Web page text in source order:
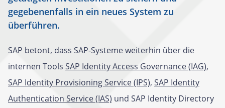
gegebenenfalls in ein neues System zu
überführen.
SAP betont, dass SAP-Systeme weiterhin über die
internen Tools SAP Identity Access Governance (IAG),
SAP Identity Provisioning Service (IPS), SAP Identity
Authentication Service (IAS) und SAP Identity Directory